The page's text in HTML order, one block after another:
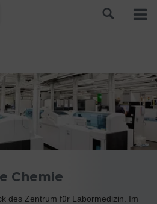
Chemie
des Zentrum für Labormedizin. Im